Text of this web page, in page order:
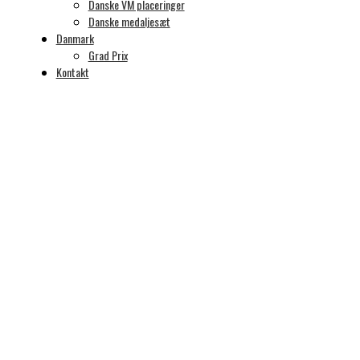
Danske VM placeringer
Danske medaljesæt
Danmark
Grad Prix
Kontakt
indtaste adgangskoden nedenfor.
Adgangskode: